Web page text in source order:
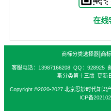
在线
商标分类选择器| 商
客服电话：13987166208 QQ：928925
斯分类第十三版 更新
Copyright ©2020-2027 北京思妙时代知
ICP备